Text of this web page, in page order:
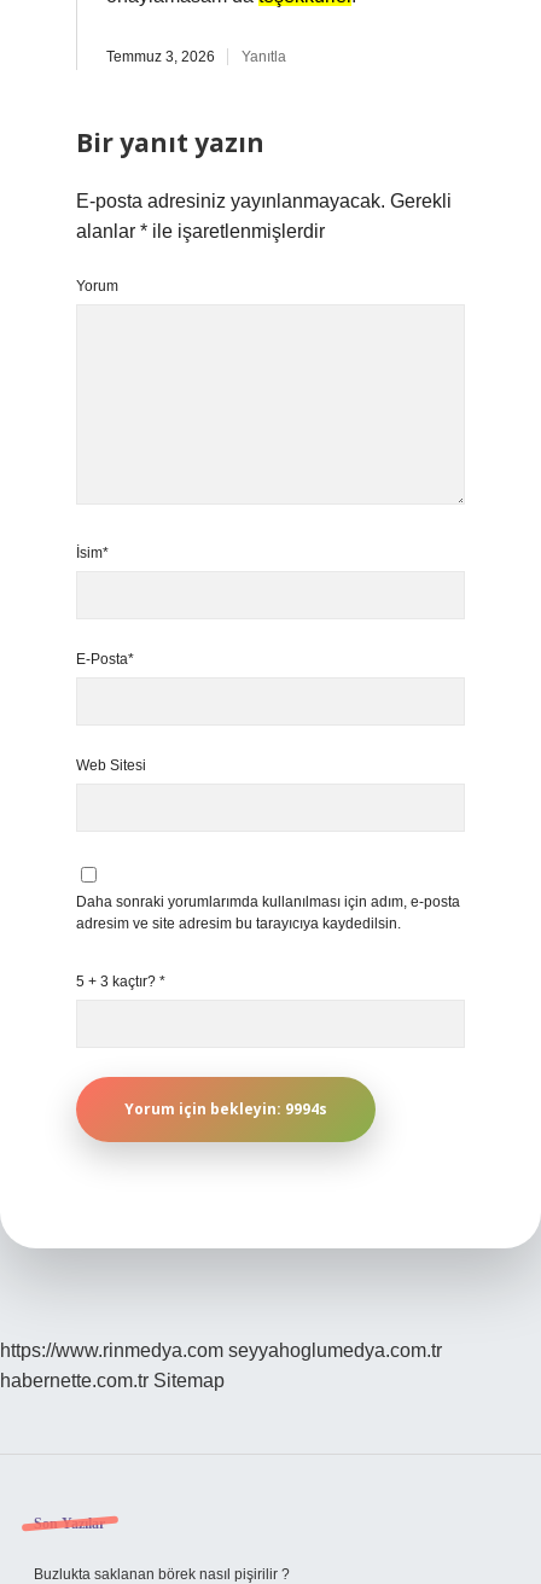
Temmuz 3, 2026 Yanıtla
Bir yanıt yazın
E-posta adresiniz yayınlanmayacak. Gerekli
alanlar * ile işaretlenmişlerdir
Yorum
İsim*
E-Posta*
Web Sitesi
Daha sonraki yorumlarımda kullanılması için adım, e-posta
adresim ve site adresim bu tarayıcıya kaydedilsin.
5 + 3 kaçtır? *
https://www.rinmedya.com seyyahoglumedya.com.tr
habernette.com.tr Sitemap
Sidebar
Son Yazılar
Buzlukta saklanan börek nasıl pişirilir ?